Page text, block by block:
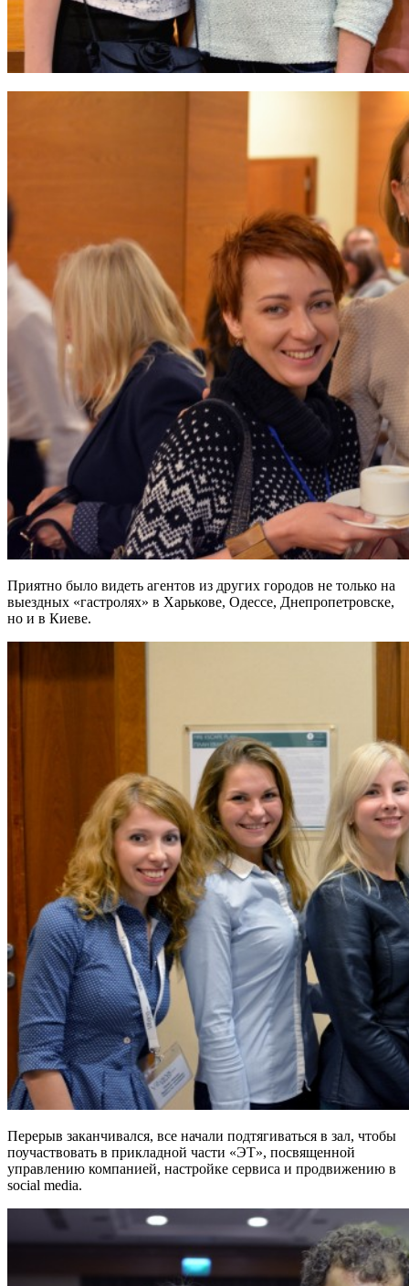
Приятно было видеть агентов из других городов не только на
выездных «гастролях» в Харькове, Одессе, Днепропетровске,
но и в Киеве.
Перерыв заканчивался, все начали подтягиваться в зал, чтобы
поучаствовать в прикладной части «ЭТ», посвященной
управлению компанией, настройке сервиса и продвижению в
social media.